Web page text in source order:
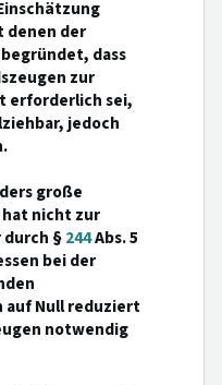
denen der
dass
zur
erforderlich sei,
jedoch
große
nicht zur
durch §244Abs. 5
bei der
auf Null reduziert
notwendig